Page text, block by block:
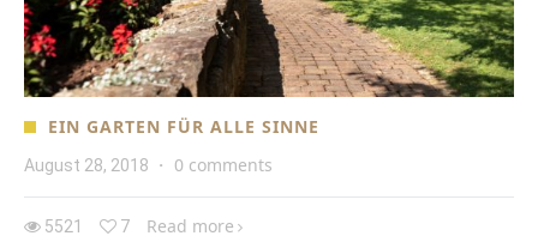
EIN GARTEN FÜR ALLE SINNE
August 28, 2018 · 0 comments
5521 7 Read more